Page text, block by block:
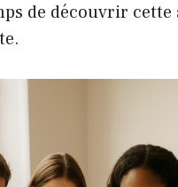
de découvrir cette